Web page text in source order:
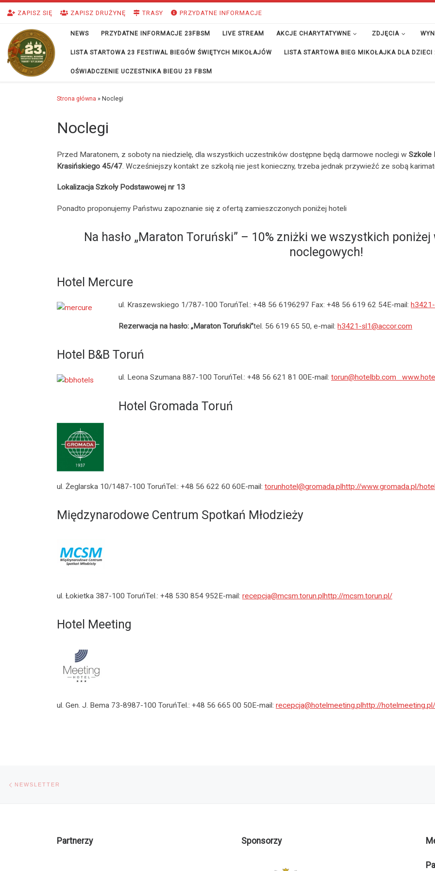
Przejdź do treści
ZAPISZ SIĘ ZAPISZ DRUŻYNĘ TRASY PRZYDATNE INFORMACJE
NEWS PRZYDATNE INFORMACJE 23FBSM LIVE STREAM AKCJE CHARYTATYWNE ZDJĘCIA
LISTA STARTOWA 23 FESTIWAL BIEGÓW ŚWIĘTYCH MIKOŁAJÓW LISTA STARTOWA BIEG MIKOŁAJKA DLA DZIECI
OŚWIADCZENIE UCZESTNIKA BIEGU 23 FBSM
Strona główna » Noclegi
Noclegi
Przed Maratonem, z soboty na niedzielę, dla wszystkich uczestników dostępne będą darmowe noclegi w Szkole
Krasińskiego 45/47. Wcześniejszy kontakt ze szkołą nie jest konieczny, trzeba jednak przywieźć ze sobą
Lokalizacja Szkoły Podstawowej nr 13
Ponadto proponujemy Państwu zapoznanie się z ofertą zamieszczonych poniżej hoteli
Na hasło „Maraton Toruński” – 10% zniżki we wszystkich
noclegowych!
Hotel Mercure
ul. Kraszewskiego 1/787-100 ToruńTel.: +48 56 6196297 Fax: +48 56 619 62 54E-mail:
Rezerwacja na hasło: „Maraton Toruński”tel. 56 619 65 50, e-mail:h3421-sl1@accor.com
Hotel B&B Toruń
ul. Leona Szumana 887-100 ToruńTel.: +48 56 621 81 00E-mail:torun@hotelbb.com
Hotel Gromada Toruń
ul. Żeglarska 10/1487-100 ToruńTel.: +48 56 622 60 60E-mail: torunhotel@gromada.plhttp://www.gromada.pl/
Międzynarodowe Centrum Spotkań Młodzieży
ul. Łokietka 387-100 ToruńTel.: +48 530 854 952E-mail: recepcja@mcsm.torun.plhttp://mcsm.torun.pl/
Hotel Meeting
ul. Gen. J. Bema 73-8987-100 ToruńTel.: +48 56 665 00 50E-mail: recepcja@hotelmeeting.plhttp://hotelmeeting.pl/
Nawigacja wpisu
NEWSLETTER
Partnerzy Sponsorzy